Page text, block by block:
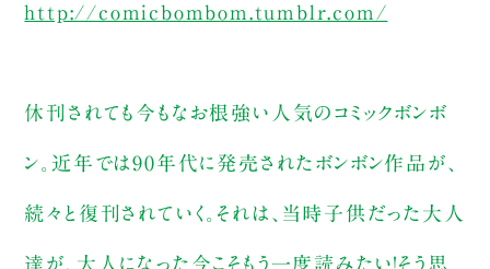
http://comicbombom.tumblr.com/
休刊されても今もなお根強い人気のコミックボンボ
ン。近年では90年代に発売されたボンボン作品が、
続々と復刊されていく。それは、当時子供だった大人
達が、大人になった今こそもう一度読みたい！そう思